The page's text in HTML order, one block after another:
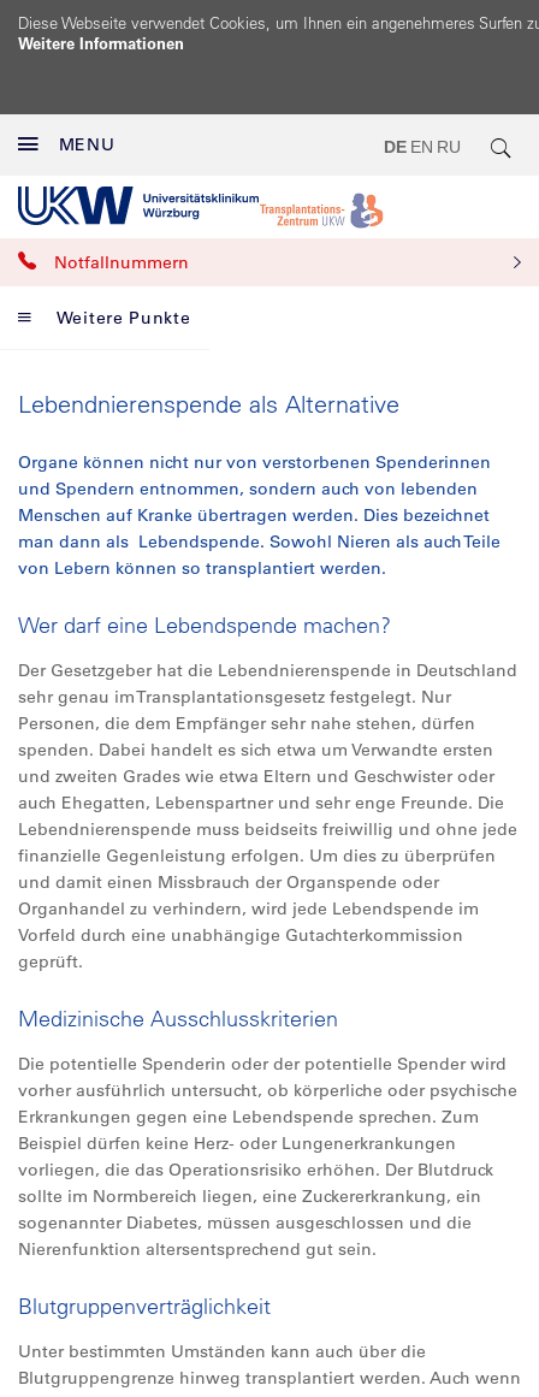
Diese Webseite verwendet Cookies, um Ihnen ein angenehmeres Surfen
Weitere Informationen
MENU DE EN RU
Notfallnummern
Weitere Punkte
Lebendnierenspende als Alternative
Organe können nicht nur von verstorbenen Spenderinnen
und Spendern entnommen, sondern auch von lebenden
Menschen auf Kranke übertragen werden. Dies bezeichnet
man dann als Lebendspende. Sowohl Nieren als auch Teile
von Lebern können so transplantiert werden.
Wer darf eine Lebendspende machen?
Der Gesetzgeber hat die Lebendnierenspende in Deutschland
sehr genau im Transplantationsgesetz festgelegt. Nur
Personen, die dem Empfänger sehr nahe stehen, dürfen
spenden. Dabei handelt es sich etwa um Verwandte ersten
und zweiten Grades wie etwa Eltern und Geschwister oder
auch Ehegatten, Lebenspartner und sehr enge Freunde. Die
Lebendnierenspende muss beidseits freiwillig und ohne jede
finanzielle Gegenleistung erfolgen. Um dies zu überprüfen
und damit einen Missbrauch der Organspende oder
Organhandel zu verhindern, wird jede Lebendspende im
Vorfeld durch eine unabhängige Gutachterkommission
geprüft.
Medizinische Ausschlusskriterien
Die potentielle Spenderin oder der potentielle Spender wird
vorher ausführlich untersucht, ob körperliche oder psychische
Erkrankungen gegen eine Lebendspende sprechen. Zum
Beispiel dürfen keine Herz- oder Lungenerkrankungen
vorliegen, die das Operationsrisiko erhöhen. Der Blutdruck
sollte im Normbereich liegen, eine Zuckererkrankung, ein
sogenannter Diabetes, müssen ausgeschlossen und die
Nierenfunktion altersentsprechend gut sein.
Blutgruppenverträglichkeit
Unter bestimmten Umständen kann auch über die
Blutgruppengrenze hinweg transplantiert werden. Auch wenn